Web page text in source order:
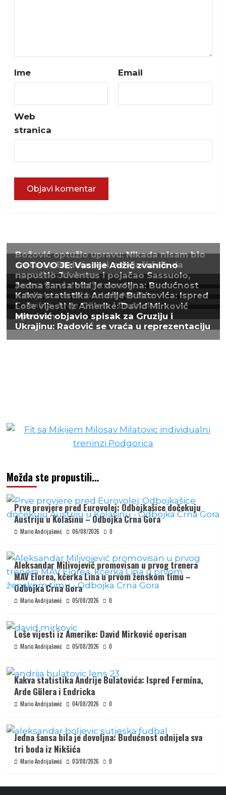
Ime Email
Web
stranica
Možda ste propustili…
Prve provjere pred Eurovolej: Odbojkašice dočekuju
Austriju u Kolašinu – Odbojka Crna Gora
Mario Andrijašević 06/08/2026 0
Aleksandar Milivojević promovisan u prvog trenera
MAV Elorea, kćerka Lina u prvom ženskom timu –
Odbojka Crna Gora
Mario Andrijašević 05/08/2026 0
Loše vijesti iz Amerike: David Mirković operisan
Mario Andrijašević 05/08/2026 0
Kakva statistika Andrije Bulatovića: Ispred Fermína,
Arde Gülera i Endricka
Mario Andrijašević 04/08/2026 0
Jedna šansa bila je dovoljna: Budućnost odnijela sva
tri boda iz Nikšića
Mario Andrijašević 03/08/2026 0